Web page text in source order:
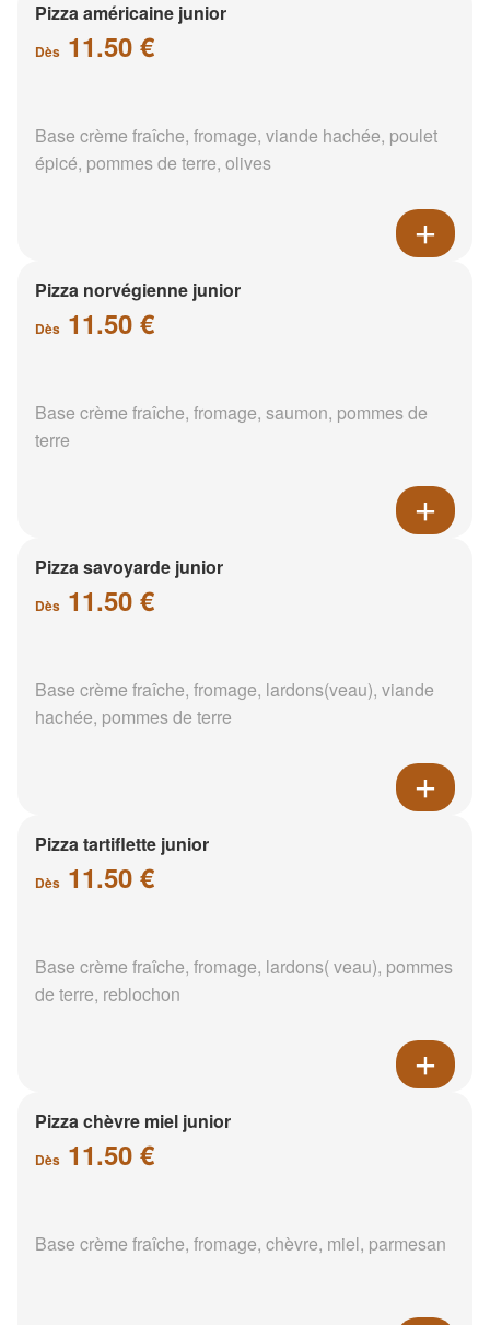
Pizza américaine junior
Dès 11.50 €
Base crème fraîche, fromage, viande hachée, poulet
épicé, pommes de terre, olives
Pizza norvégienne junior
Dès 11.50 €
Base crème fraîche, fromage, saumon, pommes de
terre
Pizza savoyarde junior
Dès 11.50 €
Base crème fraîche, fromage, lardons(veau), viande
hachée, pommes de terre
Pizza tartiflette junior
Dès 11.50 €
Base crème fraîche, fromage, lardons( veau), pommes
de terre, reblochon
Pizza chèvre miel junior
Dès 11.50 €
Base crème fraîche, fromage, chèvre, miel, parmesan